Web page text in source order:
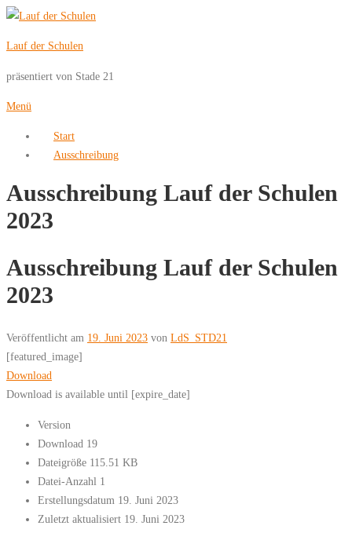
Zum
springen
Lauf der Schulen
präsentiert von Stade 21
Menü
Start
Ausschreibung
Ausschreibung Lauf der Schulen
2023
Ausschreibung Lauf der Schulen
2023
Veröffentlicht am 19. Juni 2023 von LdS_STD21
[featured_image]
Download
Download is available until [expire_date]
Version
Download 19
Dateigröße 115.51 KB
Datei-Anzahl 1
Erstellungsdatum 19. Juni 2023
Zuletzt aktualisiert 19. Juni 2023